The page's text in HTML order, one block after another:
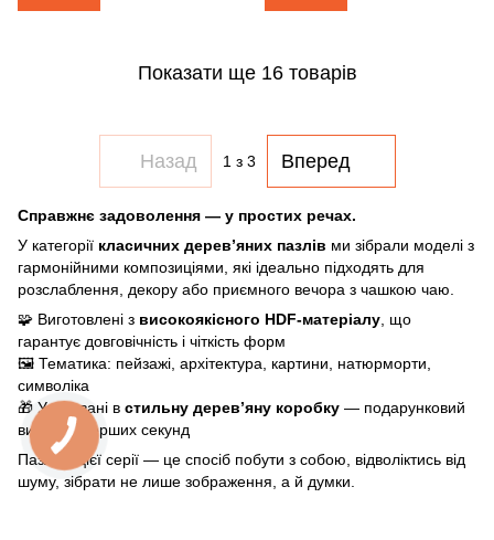
Показати ще 16 товарів
Назад 1з 3 Вперед
Справжнє задоволення — у простих речах.
У категорії класичних дерев’яних пазлів ми зібрали моделі з
гармонійними композиціями, які ідеально підходять для
розслаблення, декору або приємного вечора з чашкою чаю.
🧩 Виготовлені з високоякісного HDF-матеріалу, що
гарантує довговічність і чіткість форм
🖼 Тематика: пейзажі, архітектура, картини, натюрморти,
символіка
🎁 Упаковані в стильну дерев’яну коробку — подарунковий
вигляд з перших секунд
Пазли з цієї серії — це спосіб побути з собою, відволіктись від
шуму, зібрати не лише зображення, а й думки.